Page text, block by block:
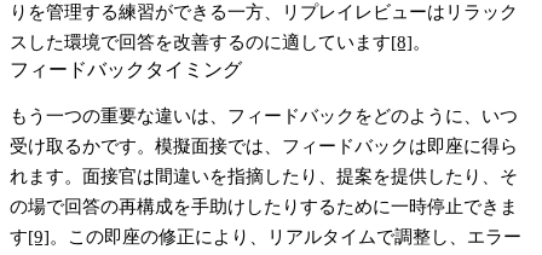
りを管理する練習ができる一方、リプレイレビューはリラック
スした環境で回答を改善するのに適しています[8]。
フィードバックタイミング
もう一つの重要な違いは、フィードバックをどのように、いつ
受け取るかです。 模擬面接では、フィードバックは即座に得ら
れます。面接官は間違いを指摘したり、提案を提供したり、そ
の場で回答の再構成を手助けしたりするために一時停止できま
す[9]。この即座の修正により、リアルタイムで調整し、エラー